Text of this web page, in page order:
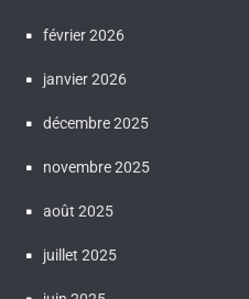
février 2026
janvier 2026
décembre 2025
novembre 2025
août 2025
juillet 2025